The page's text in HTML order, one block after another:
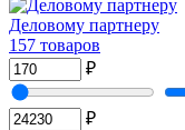
Деловому партнеру
157 товаров
₽
₽